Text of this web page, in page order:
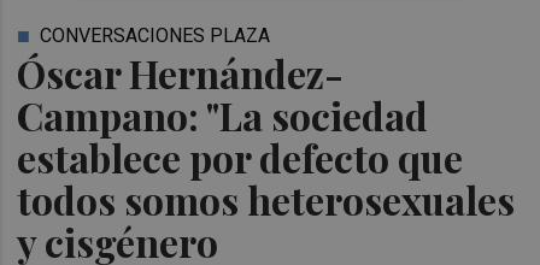
Óscar Hernández-
Campano: "La sociedad
establece por defecto que
todos somos heterosexuales
y cisgénero
CONVERSACIONES PLAZA